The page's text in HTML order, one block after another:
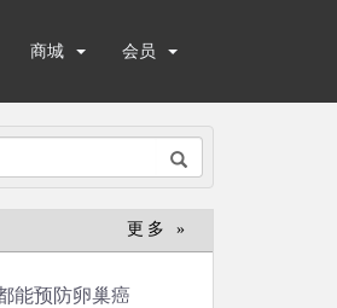
商城 会员
更多 »
能预防卵巢癌